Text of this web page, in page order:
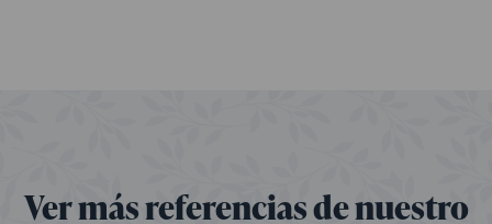
Ver más referencias de nuestro